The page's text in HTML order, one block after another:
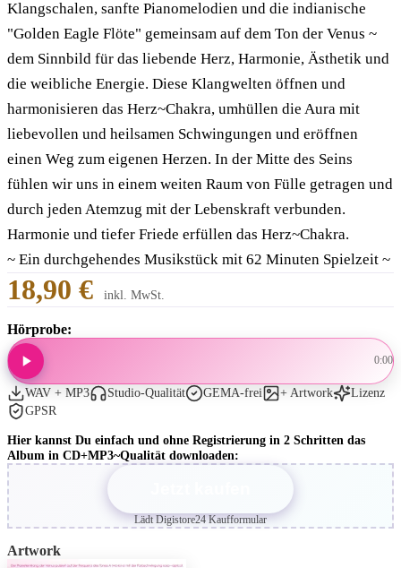
Klangschalen, sanfte Pianomelodien und die indianische
"Golden Eagle Flöte" gemeinsam auf dem Ton der Venus ~
dem Sinnbild für das liebende Herz, Harmonie, Ästhetik und
die weibliche Energie. Diese Klangwelten öffnen und
harmonisieren das Herz~Chakra, umhüllen die Aura mit
liebevollen und heilsamen Schwingungen und eröffnen
einen Weg zum eigenen Herzen. In der Mitte des Seins
fühlen wir uns in einem weiten Raum von Fülle getragen und
durch jeden Atemzug mit der Lebenskraft verbunden.
Harmonie und tiefer Friede erfüllen das Herz~Chakra.
~ Ein durchgehendes Musikstück mit 62 Minuten Spielzeit ~
18,90 € inkl. MwSt.
Hörprobe:
0:00
WAV + MP3 Studio-Qualität GEMA-frei + Artwork
Lizenz
GPSR
Hier kannst Du einfach und ohne Registrierung in 2 Schritten das
Album in CD+MP3~Qualität downloaden:
Lädt Digistore24 Kaufformular
Artwork